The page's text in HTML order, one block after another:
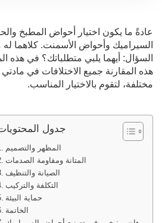
عادةً ما يكون اختيار أحواض المطبخ
السيراميك وأحواض الأسمنت. كلاهما له
السؤال: أيهما يلبي متطلباتك؟ في هذه
هذه المقارنة جميع الاختلافات في
مختلفة، لتقوم بالاختيار المناسب.
جدول
المظهر والتصميم
المتانة ومقاومة الصدمات
الصيانة والتنظيف
التكلفة والتركيب
حماية البيئة
الخاتمة